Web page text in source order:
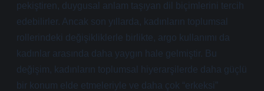
pekiştiren, duygusal anlam taşıyan dil biçimlerini tercih
edebilirler. Ancak son yıllarda, kadınların toplumsal
rollerindeki değişikliklerle birlikte, argo kullanımı da
kadınlar arasında daha yaygın hale gelmiştir. Bu
değişim, kadınların toplumsal hiyerarşilerde daha güçlü
bir konum elde etmeleriyle ve daha çok “erkeksi”